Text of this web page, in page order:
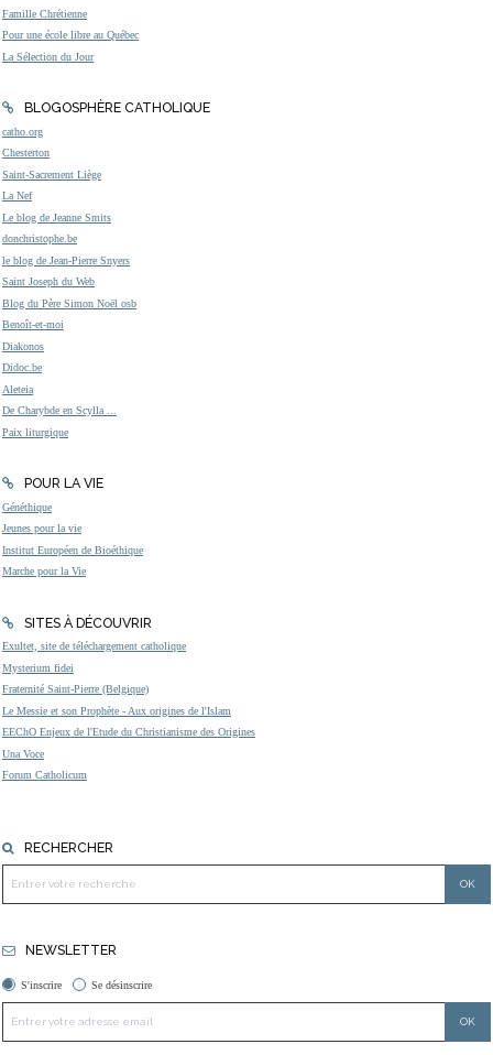
Famille Chrétienne
Pour une école libre au Québec
La Sélection du Jour
BLOGOSPHÈRE CATHOLIQUE
catho.org
Chesterton
Saint-Sacrement Liège
La Nef
Le blog de Jeanne Smits
donchristophe.be
le blog de Jean-Pierre Snyers
Saint Joseph du Web
Blog du Père Simon Noël osb
Benoît-et-moi
Diakonos
Didoc.be
Aleteia
De Charybde en Scylla ...
Paix liturgique
POUR LA VIE
Généthique
Jeunes pour la vie
Institut Européen de Bioéthique
Marche pour la Vie
SITES À DÉCOUVRIR
Exultet, site de téléchargement catholique
Mysterium fidei
Fraternité Saint-Pierre (Belgique)
Le Messie et son Prophète - Aux origines de l'Islam
EEChO Enjeux de l'Etude du Christianisme des Origines
Una Voce
Forum Catholicum
RECHERCHER
NEWSLETTER
S'inscrire Se désinscrire